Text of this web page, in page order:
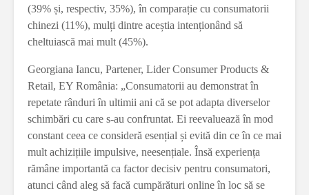
(39% și, respectiv, 35%), în comparație cu consumatorii
chinezi (11%), mulți dintre aceștia intenționând să
cheltuiască mai mult (45%).
Georgiana Iancu, Partener, Lider Consumer Products &
Retail, EY România: „Consumatorii au demonstrat în
repetate rânduri în ultimii ani că se pot adapta diverselor
schimbări cu care s-au confruntat. Ei reevaluează în mod
constant ceea ce consideră esențial și evită din ce în ce mai
mult achizițiile impulsive, neesențiale. Însă experiența
rămâne importantă ca factor decisiv pentru consumatori,
atunci când aleg să facă cumpărături online în loc să se